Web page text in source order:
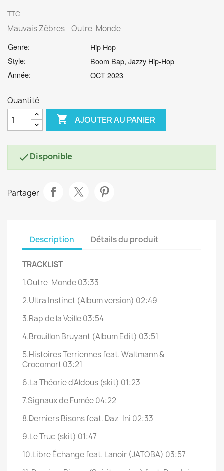
TTC
Mauvais Zèbres - Outre​-​Monde
Genre:
Hip Hop
Style:
Boom Bap, Jazzy Hip-Hop
Année:
OCT 2023
Quantité
 AJOUTER AU PANIER
Disponible
Partager
Description Détails du produit
TRACKLIST
1.Outre-Monde 03:33
2.Ultra Instinct (Album version) 02:49
3.Rap de la Veille 03:54
4.Brouillon Bruyant (Album Edit) 03:51
5.Histoires Terriennes feat. Waltmann &
Crocomort 03:21
6.La Théorie d'Aldous (skit) 01:23
7.Signaux de Fumée 04:22
8.Derniers Bisons feat. Daz-Ini 02:33
9.Le Truc (skit) 01:47
10.Libre Échange feat. Lanoir (JATOBA) 03:57